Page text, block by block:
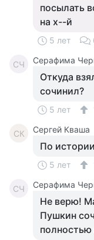
посылать
на х--й
5 лет
СЧ Серафима
Откуда
сочинил?
5 лет
СК Сергей Кваша
По
5 лет
СЧ Серафима
Не верю!
Пушкин